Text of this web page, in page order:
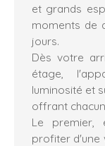
et grands
moments de
jours.
Dès votre
étage,
luminosité et
offrant
Le premier,
profiter d'une